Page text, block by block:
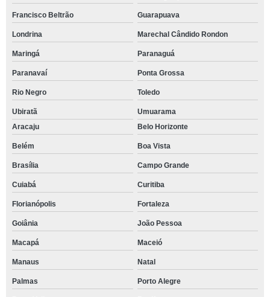
Francisco Beltrão Guarapuava
Londrina Marechal Cândido Rondon
Maringá Paranaguá
Paranavaí Ponta Grossa
Rio Negro Toledo
Ubiratã
Umuarama
Aracaju
Belo Horizonte
Belém Boa Vista
Brasília Campo Grande
Cuiabá Curitiba
Florianópolis Fortaleza
Goiânia João Pessoa
Macapá Maceió
Manaus Natal
Palmas Porto Alegre